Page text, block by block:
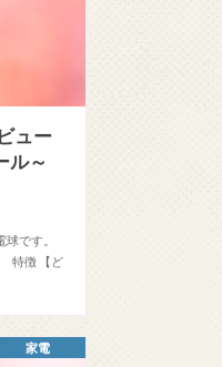
ュー
ル～
球です。
特徴 【ど
家電